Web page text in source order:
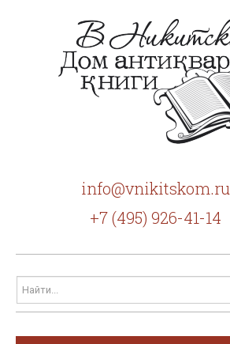
info@vnikitskom.ru
+7 (495) 926-41-14